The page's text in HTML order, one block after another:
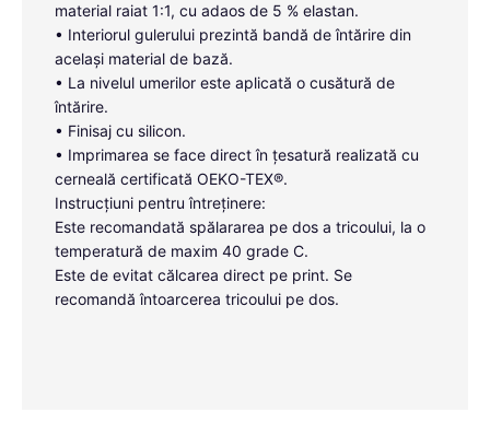
material raiat 1:1, cu adaos de 5 % elastan.
• Interiorul gulerului prezintă bandă de întărire din
același material de bază.
• La nivelul umerilor este aplicată o cusătură de
întărire.
• Finisaj cu silicon.
• Imprimarea se face direct în țesatură realizată cu
cerneală certificată OEKO-TEX®.
Instrucțiuni pentru întreținere:
Este recomandată spălararea pe dos a tricoului, la o
temperatură de maxim 40 grade C.
Este de evitat călcarea direct pe print. Se
recomandă întoarcerea tricoului pe dos.